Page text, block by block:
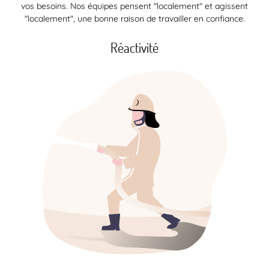
vos besoins. Nos équipes pensent "localement" et agissent
"localement", une bonne raison de travailler en confiance.
Réactivité